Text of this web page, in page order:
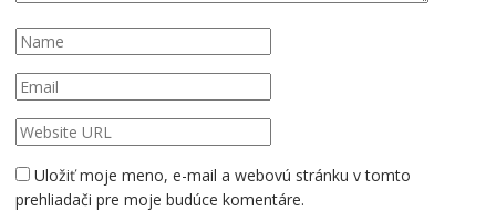
Uložiť moje meno, e-mail a webovú stránku v tomto
prehliadači pre moje budúce komentáre.